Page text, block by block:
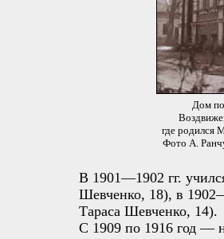
Дом
где родился
Фото А.
В 1901—1902 гг.
Шевченко, 18), в
Тараса Шевченко, 14).
С 1909 по 1916 год —